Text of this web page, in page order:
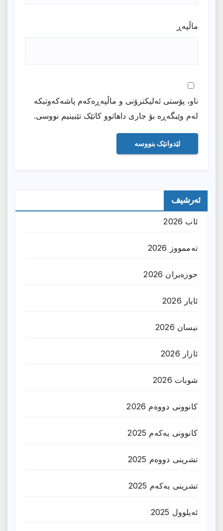
ماڵپه‌ڕ
ناو، پۆستی ئەلیکترۆنی و ماڵپەڕەکەم پاشەکەوتبکە
لەم وێبگەڕە بۆ جاری داهاتوو کاتێک تێبینیم نووسی.
ئەرشیف
ئاب 2026
تەممووز 2026
حوزه‌یران 2026
ئایار 2026
نیسان 2026
ئازار 2026
شوبات 2026
کانوونی دووەم 2026
کانوونی یەکەم 2025
تشرینی دووەم 2025
تشرینی یەکەم 2025
ئەیلوول 2025